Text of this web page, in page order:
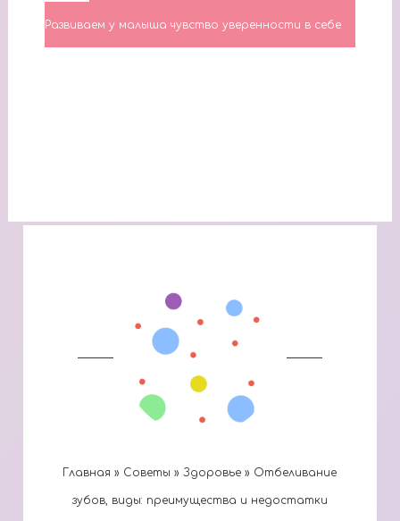
Развиваем у малыша чувство уверенности в себе
Главная » Cоветы »Здоровье » Отбеливание
зубов, виды: преимущества и недостатки